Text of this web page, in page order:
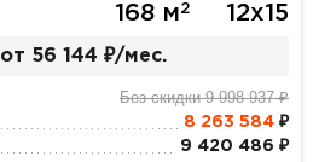
168 м2 12х15
от 56 144 ₽/мес.
Без скидки 9 998 937 ₽
8 263 584₽
9 420 486 ₽